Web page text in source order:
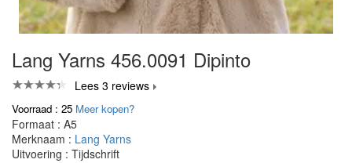
Lang Yarns 456.0091 Dipinto
Lees 3 reviews
Voorraad : 25 Meer kopen?
Formaat : A5
Merknaam : Lang Yarns
Uitvoering : Tijdschrift